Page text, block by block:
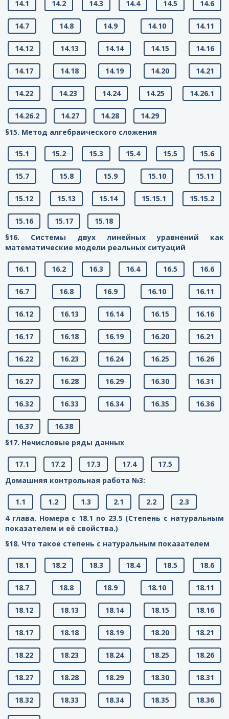
14.1 14.2 14.3 14.4 14.5 14.6
14.7 14.8 14.9 14.10 14.11
14.12 14.13 14.14 14.15 14.16
14.17 14.18 14.19 14.20 14.21
14.22 14.23 14.24 14.25 14.26.1
14.26.2 14.27 14.28
14.29
§15. Метод алгебраического сложения
15.1 15.2 15.3 15.4 15.5 15.6
15.7 15.8 15.9 15.10 15.11
15.12 15.13 15.14 15.15.1 15.15.2
15.16 15.17
15.18
§16. Системы двух линейных уравнений как
математические модели реальных ситуаций
16.1 16.2 16.3 16.4 16.5 16.6
16.7 16.8 16.9 16.10 16.11
16.12 16.13 16.14 16.15 16.16
16.17 16.18 16.19 16.20 16.21
16.22 16.23 16.24 16.25 16.26
16.27 16.28 16.29 16.30 16.31
16.32 16.33 16.34 16.35 16.36
16.37
16.38
§17. Нечисловые ряды данных
17.1 17.2 17.3 17.4
17.5
Домашняя контрольная работа №3:
1.1 1.2 1.3 2.1 2.2
2.3
4 глава. Номера с 18.1 по 23.5 (Степень с натуральным
показателем и её свойства.)
§18. Что такое степень с натуральным показателем
18.1 18.2 18.3 18.4 18.5 18.6
18.7 18.8 18.9 18.10 18.11
18.12 18.13 18.14 18.15 18.16
18.17 18.18 18.19 18.20 18.21
18.22 18.23 18.24 18.25 18.26
18.27 18.28 18.29 18.30 18.31
18.32 18.33 18.34 18.35 18.36